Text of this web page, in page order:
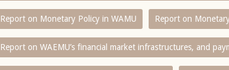
Report on Monetary Policy in WAMU Report on
Report on WAEMU’s financial market infrastructures, and